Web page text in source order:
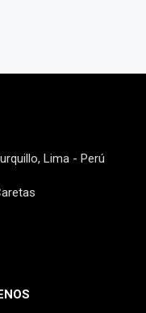
Lima - Perú